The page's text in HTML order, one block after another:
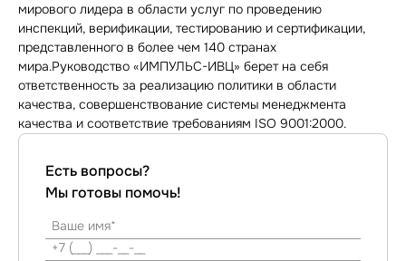
мирового лидера в области услуг по проведению
инспекций, верификации, тестированию и сертификации,
представленного в более чем 140 странах
мира.Руководство «ИМПУЛЬС-ИВЦ» берет на себя
ответственность за реализацию политики в области
качества, совершенствование системы менеджмента
качества и соответствие требованиям ISO 9001:2000.
Есть вопросы?
Мы готовы помочь!